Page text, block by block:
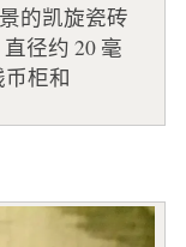
的凯旋瓷砖
径约 20 毫
柜和